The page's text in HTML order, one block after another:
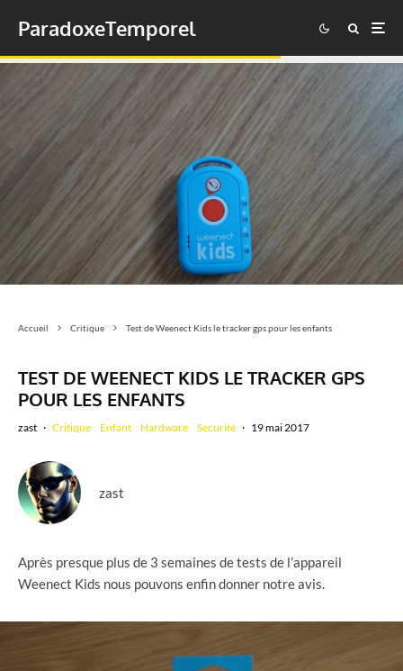
ParadoxeTemporel
Accueil Critique Test de Weenect Kids le tracker gps pour les enfants
TEST DE WEENECT KIDS LE TRACKER GPS
POUR LES ENFANTS
zast · Critique Enfant Hardware Securité · 19 mai 2017
zast
Après presque plus de 3 semaines de tests de l’appareil
Weenect Kids nous pouvons enfin donner notre avis.